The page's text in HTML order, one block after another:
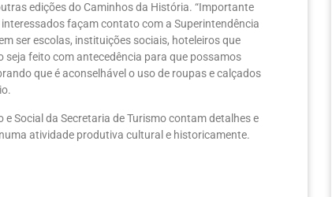
edições do Caminhos da História. “Importante
façam contato com a Superintendência
ser escolas, instituições sociais, hoteleiros que
feito com antecedência para que possamos
que é aconselhável o uso de roupas e calçados
Social da Secretaria de Turismo contam detalhes e
atividade produtiva cultural e historicamente.